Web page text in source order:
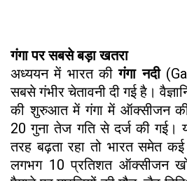
गंगा पर सबसे बड़ा खतरा
अध्ययन में भारत कीगंगा नदी
सबसे गंभीर चेतावनी दी गई है।
की शुरुआत में गंगा में ऑक्सीजन
20 गुना तेज गति से दर्ज की गई।
तरह बढ़ता रहा तो भारत समेत कई
लगभग 10 प्रतिशत ऑक्सीजन